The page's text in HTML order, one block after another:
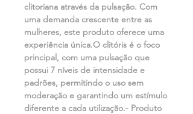
clitoriana através da pulsação. Com
uma demanda crescente entre as
mulheres, este produto oferece uma
experiência única.O clitóris é o foco
principal, com uma pulsação que
possui 7 níveis de intensidade e
padrões, permitindo o uso sem
moderação e garantindo um estímulo
diferente a cada utilização.- Produto